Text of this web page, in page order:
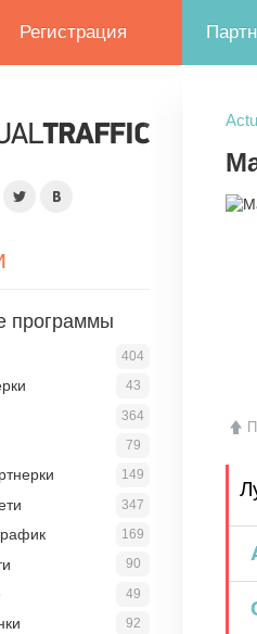
Регистрация
программы
404
43
364
79
149
347
169
90
49
92